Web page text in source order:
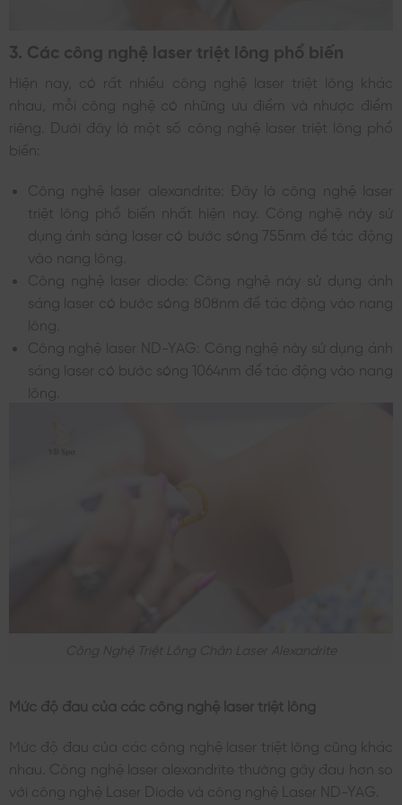
3. Các công nghệ laser triệt lông phổ biến
Hiện nay, có rất nhiều công nghệ laser triệt lông khác
nhau, mỗi công nghệ có những ưu điểm và nhược điểm
riêng. Dưới đây là một số công nghệ laser triệt lông phổ
biến:
Công nghệ laser alexandrite: Đây là công nghệ laser
triệt lông phổ biến nhất hiện nay. Công nghệ này sử
dụng ánh sáng laser có bước sóng 755nm để tác động
vào nang lông.
Công nghệ laser diode: Công nghệ này sử dụng ánh
sáng laser có bước sóng 808nm để tác động vào nang
lông.
Công nghệ laser ND-YAG: Công nghệ này sử dụng ánh
sáng laser có bước sóng 1064nm để tác động vào nang
lông.
Công Nghệ Triệt Lông Chân Laser Alexandrite
Mức độ đau của các công nghệ laser triệt lông
Mức độ đau của các công nghệ laser triệt lông cũng khác
nhau. Công nghệ laser alexandrite thường gây đau hơn so
với công nghệ Laser Diode và công nghệ Laser ND-YAG.